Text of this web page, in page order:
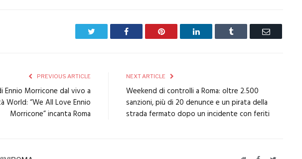
Facebook Pinterest LinkedIn Tumblr Email
PREVIOUS ARTICLE
Ennio Morricone dal vivo a
World: “We All Love Ennio
Morricone” incanta Roma
NEXT ARTICLE
Weekend di controlli a Roma: oltre 2.500
sanzioni, più di 20 denunce e un pirata della
strada fermato dopo un incidente con feriti